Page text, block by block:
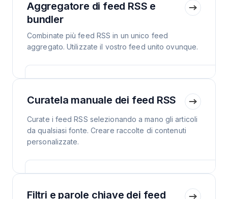
Aggregatore di feed RSS e
bundler
Combinate più feed RSS in un unico feed
aggregato. Utilizzate il vostro feed unito ovunque.
Curatela manuale dei feed RSS
Curate i feed RSS selezionando a mano gli articoli
da qualsiasi fonte. Creare raccolte di contenuti
personalizzate.
Filtri e parole chiave dei feed